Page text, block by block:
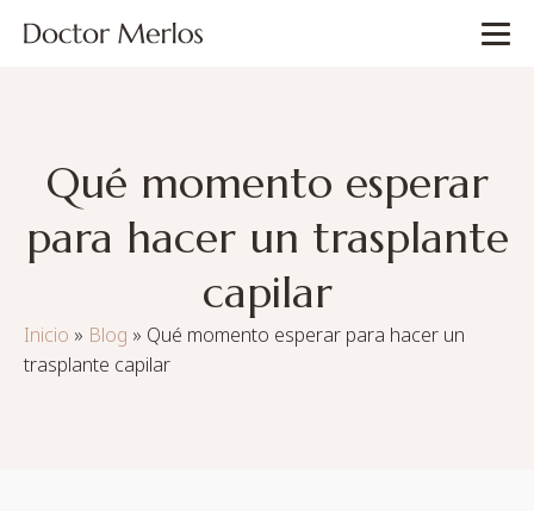
Qué momento esperar
para hacer un trasplante
capilar
Inicio » Blog » Qué momento esperar para hacer un
trasplante capilar